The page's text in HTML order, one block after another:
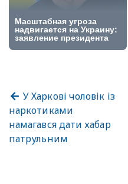
У Харкові чоловік із
наркотиками
намагався дати хабар
патрульним